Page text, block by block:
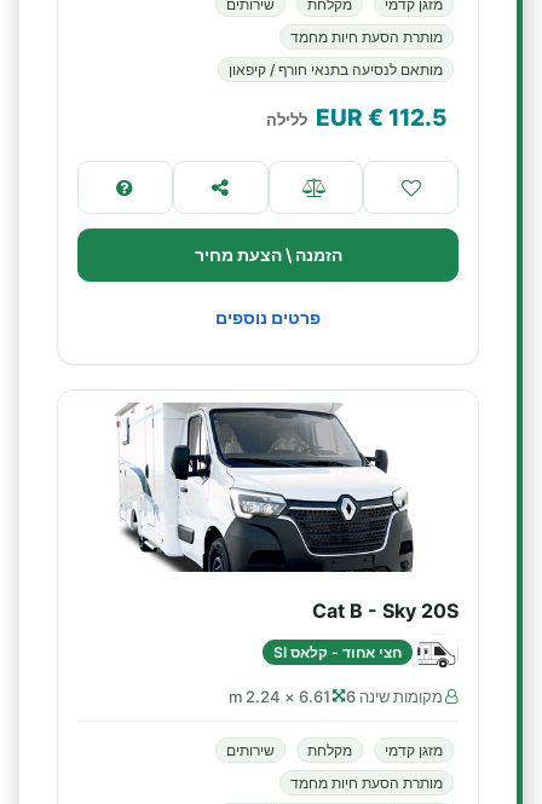
מזגן קדמי מקלחת
שירותים
מותרת הסעת חיות מחמד
מותאם לנסיעה בתנאי חורף / קיפאון
112.5
€ EUR ללילה
הזמנה \ הצעת מחיר
פרטים נוספים
Cat B - Sky 20S
חצי אחוד - קלאס SI
מקומות שינה 6 6.61 × 2.24 m
מזגן קדמי מקלחת
שירותים
מותרת הסעת חיות מחמד